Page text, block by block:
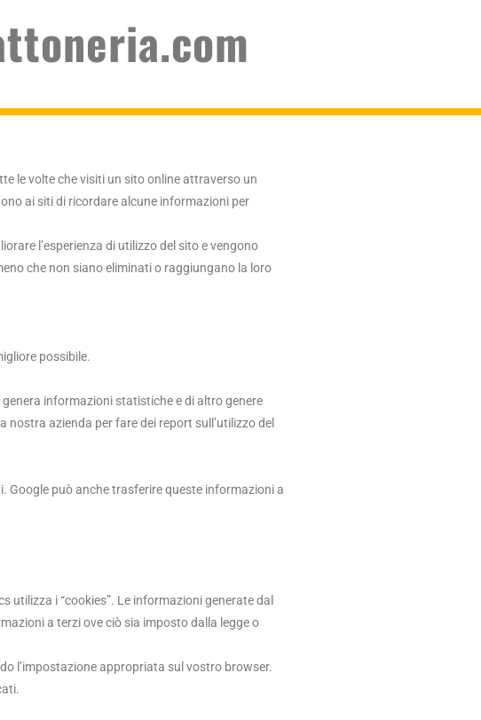
le volte che visiti un sito online attraverso un
ai siti di ricordare alcune informazioni per
l’esperienza di utilizzo del sito e vengono
che non siano eliminati o raggiungano la loro
possibile.
informazioni statistiche e di altro genere
azienda per fare dei report sull’utilizzo del
Google può anche trasferire queste informazioni a
i “cookies”. Le informazioni generate dal
a terzi ove ciò sia imposto dalla legge o
l’impostazione appropriata sul vostro browser.